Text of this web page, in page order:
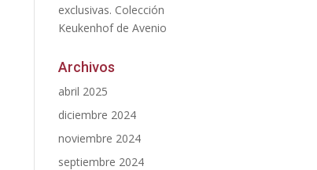
exclusivas. Colección
Keukenhof de Avenio
Archivos
abril 2025
diciembre 2024
noviembre 2024
septiembre 2024